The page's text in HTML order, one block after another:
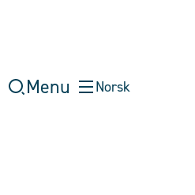
Menu Norsk